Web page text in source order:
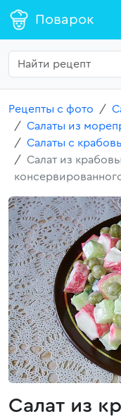
Поварок
Рецепты с фото
Салаты из
Салаты с
Салат из
Салат из